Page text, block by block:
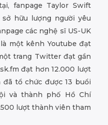
fanpage Taylor Swift
hữu lượng người yêu
các nghệ sĩ US-UK
một kênh Youtube đạt
trang Twitter đạt gần
đạt hơn 12.000 lượt
đã tổ chức được 13 buổi
và thành phố Hồ Chí
lượt thành viên tham